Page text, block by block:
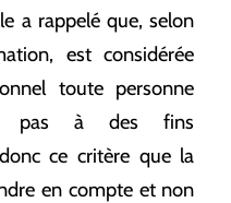
a rappelé que, selon
est considérée
toute personne
pas à des fins
ce critère que la
en compte et non